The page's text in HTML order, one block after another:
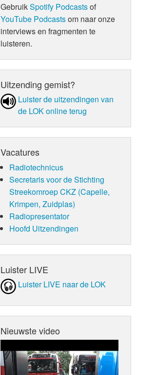
GebruikSpotify Podcastsof
YouTube Podcastsom naar onze
interviews en fragmenten te
luisteren.
Uitzending gemist?
Luister de uit­zen­din­gen van
de LOK online terug
Vacatures
Radiotechnicus
Secretaris voor de Stichting
Streekomroep CKZ (Capelle,
Krimpen, Zuidplas)
Radiopresentator
Hoofd Uitzendingen
Luister LIVE
Luister LIVE naar de LOK
Nieuwste video